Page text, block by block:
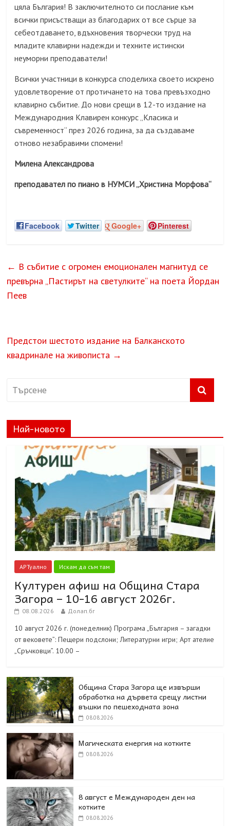
цяла България! В заключителното си послание към
всички присъстващи аз благодарих от все сърце за
себеотдаването, вдъхновения творчески труд на
младите клавирни надежди и техните истински
неуморни преподаватели!
Всички участници в конкурса споделиха своето искрено
удовлетворение от протичането на това превъзходно
клавирно събитие. До нови срещи в 12-то издание на
Международния Клавирен конкурс „Класика и
съвременност“ през 2026 година, за да създаваме
отново незабравими спомени!
Милена Александрова
преподавател по пиано в НУМСИ „Христина Морфова“
Facebook Twitter Google+ Pinterest
← В събитие с огромен емоционален магнитуд се
превърна „Пастирът на светулките“ на поета Йордан
Пеев
Предстои шестото издание на Балканското
квадринале на живописта →
Най-новото
АРТуално Искам да съм там
Културен афиш на Община Стара
Загора – 10-16 август 2026г.
08.08.2026 Долап.бг
10 август 2026 г. (понеделник) Програма „България – загадки
от вековете”: Пещери подслони; Литературни игри; Арт ателие
„Сръчковци”. 10.00 –
Община Стара Загора ще извърши
обработка на дървета срещу листни
въшки по пешеходната зона
08.08.2026
Магическата енергия на котките
08.08.2026
8 август е Международен ден на
котките
08.08.2026